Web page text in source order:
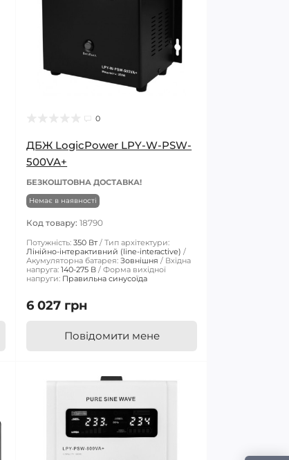
0
ДБЖ LogicPower LPY-W-PSW-
500VA+
БЕЗКОШТОВНА ДОСТАВКА!
Немає в наявності
Код товару:18790
Потужність: 350 Вт
Тип архітектури:
Лінійно-інтерактивний (line-interactive)
Акумуляторна батарея: Зовнішня
Вхідна
напруга: 140-275 В
Форма вихідної
напруги: Правильна синусоїда
6 027 грн
Повідомити мене